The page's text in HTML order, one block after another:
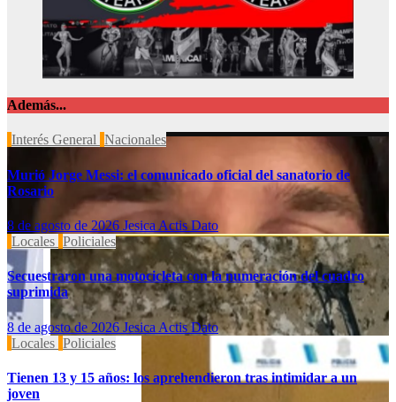
Además...
Interés General Nacionales
Murió Jorge Messi: el comunicado oficial del sanatorio de
Rosario
8 de agosto de 2026 Jesica Actis Dato
Locales Policiales
Secuestraron una motocicleta con la numeración del cuadro
suprimida
8 de agosto de 2026 Jesica Actis Dato
Locales Policiales
Tienen 13 y 15 años: los aprehendieron tras intimidar a un
joven